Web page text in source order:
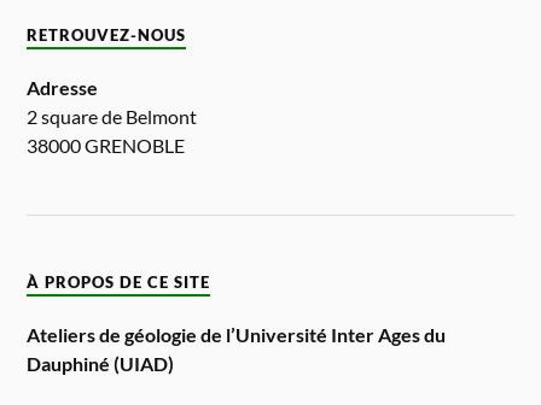
RETROUVEZ-NOUS
Adresse
2 square de Belmont
38000 GRENOBLE
À PROPOS DE CE SITE
Ateliers de géologie de l’Université Inter Ages du
Dauphiné (UIAD)